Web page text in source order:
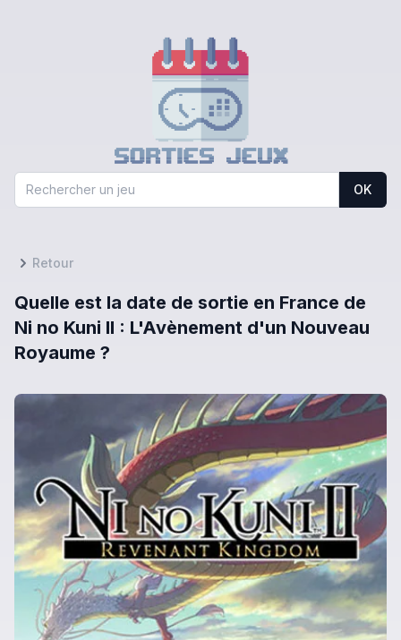
OK
Retour
Quelle est la date de sortie en France de
Ni no Kuni II : L'Avènement d'un Nouveau
Royaume ?